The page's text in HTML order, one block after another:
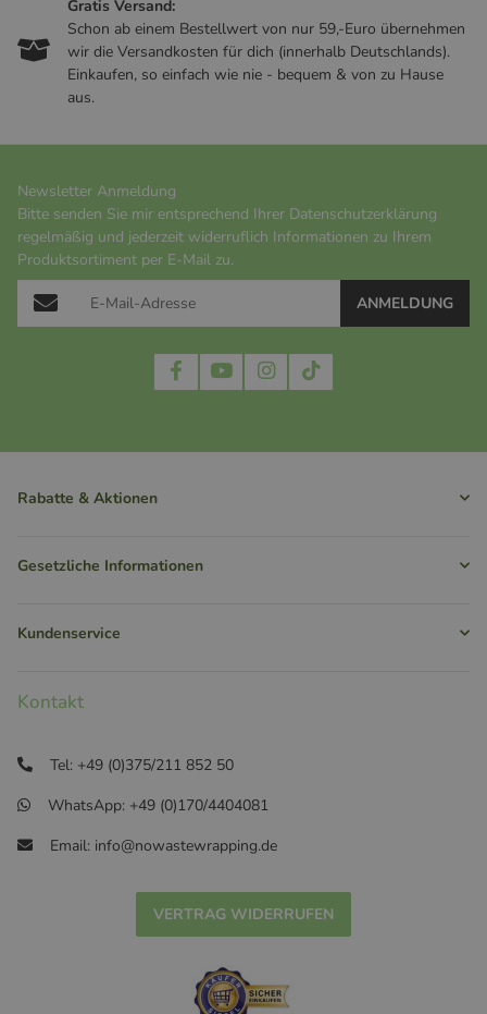
Gratis Versand:
Schon ab einem Bestellwert von nur 59,-Euro übernehmen
wir die Versandkosten für dich (innerhalb Deutschlands).
Einkaufen, so einfach wie nie - bequem & von zu Hause
aus.
Newsletter Anmeldung
Bitte senden Sie mir entsprechend Ihrer Datenschutzerklärung
regelmäßig und jederzeit widerruflich Informationen zu Ihrem
Produktsortiment per E-Mail zu.
ANMELDUNG
Rabatte & Aktionen
Gesetzliche Informationen
Kundenservice
Kontakt
Tel: +49 (0)375/211 852 50
WhatsApp: +49 (0)170/4404081
Email: info@nowastewrapping.de
VERTRAG WIDERRUFEN